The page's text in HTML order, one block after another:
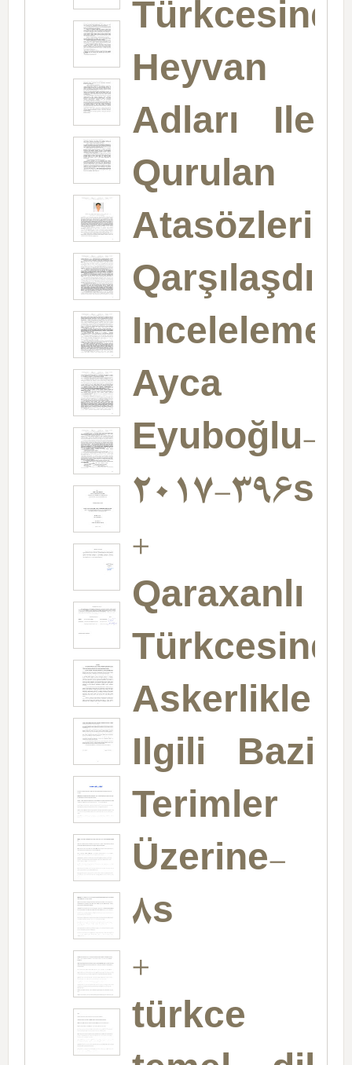
Heyvan
Adları Ile
Qurulan
Ayca
Eyuboğlu-
2017-396s
+
Qaraxanlı
Askerlikle
Ilgili Bazi
Terimler
Üzerine-
8s
+
türkce